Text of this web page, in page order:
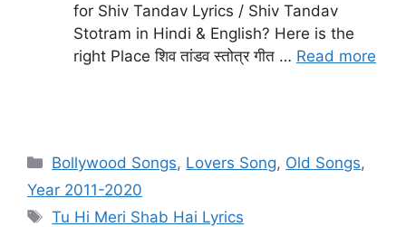
for Shiv Tandav Lyrics / Shiv Tandav
Stotram in Hindi & English? Here is the
right Place शिव तांडव स्तोत्र गीत … Read more
Categories
Bollywood Songs, Lovers Song, Old Songs,
Year 2011-2020
Tags
Tu Hi Meri Shab Hai Lyrics